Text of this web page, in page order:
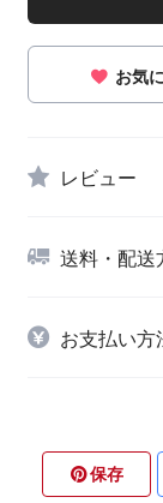
お気
レビュー
送料・配送
お支払い方
保存